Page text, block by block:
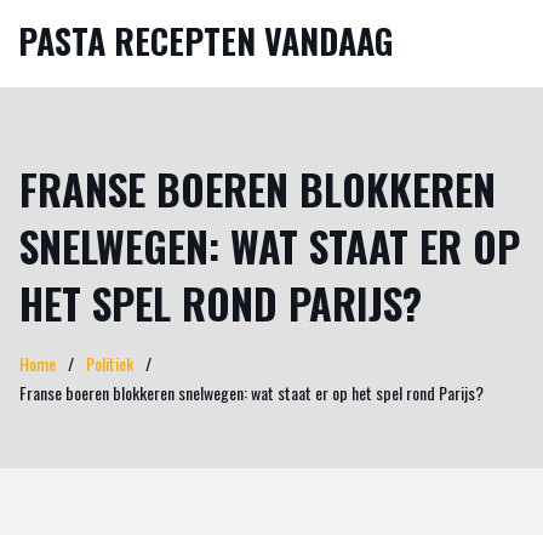
PASTA RECEPTEN VANDAAG
FRANSE BOEREN BLOKKEREN
SNELWEGEN: WAT STAAT ER OP
HET SPEL ROND PARIJS?
Home
Politiek
Franse boeren blokkeren snelwegen: wat staat er op het spel rond Parijs?